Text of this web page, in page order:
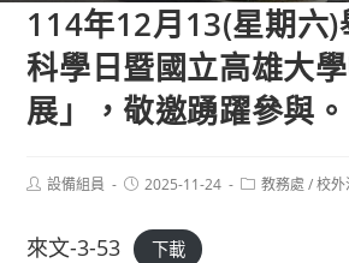
114年12月13(星期六)
科學日暨國立高雄大
展」，敬邀踴躍參與。
Post設備組員
Post2025-11-24
Post教務處 / 校
來文-3-53 下載